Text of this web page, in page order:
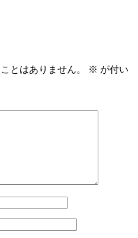
とはありません。 ※ が付い